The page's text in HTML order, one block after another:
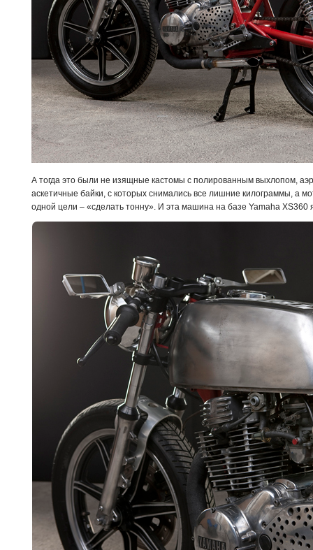
А тогда это были не изящные кастомы с полированным выхлопом,
аскетичные байки, с которых снимались все лишние килограммы, а
одной цели – «сделать тонну». И эта машина на базе Yamaha XS360